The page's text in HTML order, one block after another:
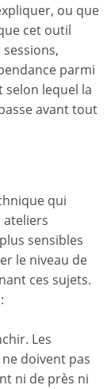
ou que
cet outil
parmi
selon lequel la
avant tout
qui
ateliers
sensibles
le niveau de
ces sujets.
Les
doivent pas
ni de près ni